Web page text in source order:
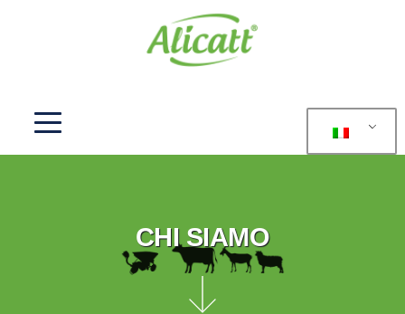
CHI SIAMO